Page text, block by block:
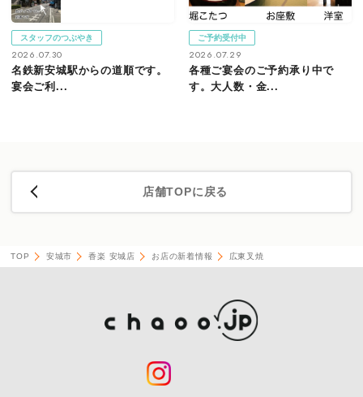
スタッフのつぶやき
2026.07.30
名鉄新安城駅からの道順です。
宴会ご利...
ご予約受付中
2026.07.29
各種ご宴会のご予約承り中で
す。大人数・金...
店舗TOPに戻る
TOP 安城市 香楽 安城店 お店の新着情報 広東叉焼